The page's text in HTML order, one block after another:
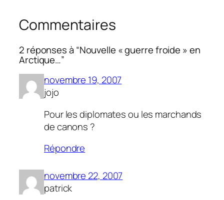
Commentaires
2 réponses à “Nouvelle « guerre froide » en
Arctique…”
novembre 19, 2007
jojo
Pour les diplomates ou les marchands
de canons ?
Répondre
novembre 22, 2007
patrick